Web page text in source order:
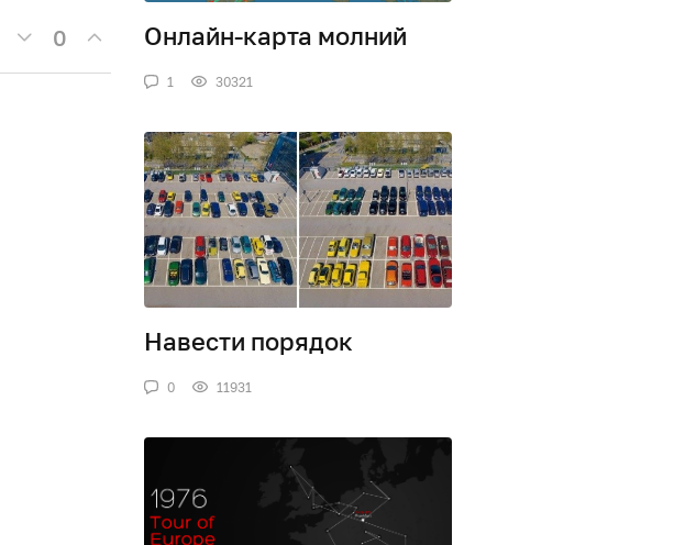
0 Онлайн-карта молний
1 30321
Навести порядок
0 11931